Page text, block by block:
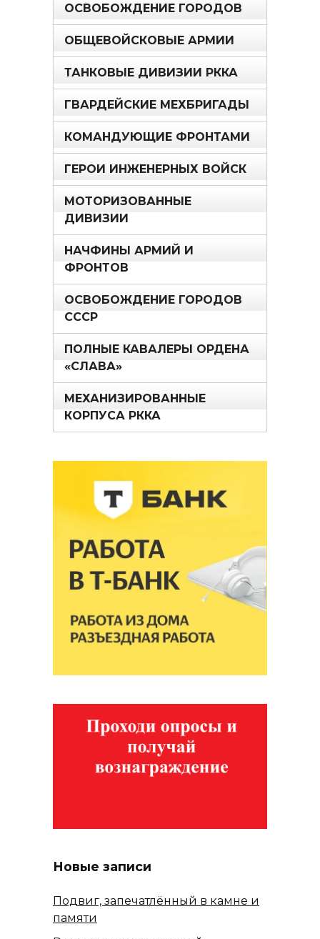
ОСВОБОЖДЕНИЕ ГОРОДОВ
ОБЩЕВОЙСКОВЫЕ АРМИИ
ТАНКОВЫЕ ДИВИЗИИ РККА
ГВАРДЕЙСКИЕ МЕХБРИГАДЫ
КОМАНДУЮЩИЕ ФРОНТАМИ
ГЕРОИ ИНЖЕНЕРНЫХ ВОЙСК
МОТОРИЗОВАННЫЕ
ДИВИЗИИ
НАЧФИНЫ АРМИЙ И
ФРОНТОВ
ОСВОБОЖДЕНИЕ ГОРОДОВ
СССР
ПОЛНЫЕ КАВАЛЕРЫ ОРДЕНА
«СЛАВА»
МЕХАНИЗИРОВАННЫЕ
КОРПУСА РККА
Новые записи
Подвиг, запечатлённый в камне и
памяти